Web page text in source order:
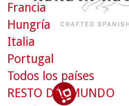
Francia
Hungría
Italia
Portugal
Todos los países
RESTO DEL MUNDO